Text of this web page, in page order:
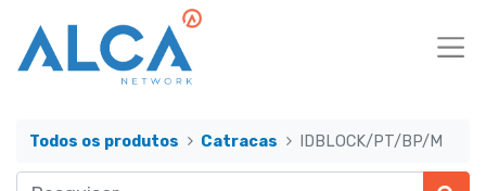
Todos os produtos Catracas IDBLOCK/PT/BP/M